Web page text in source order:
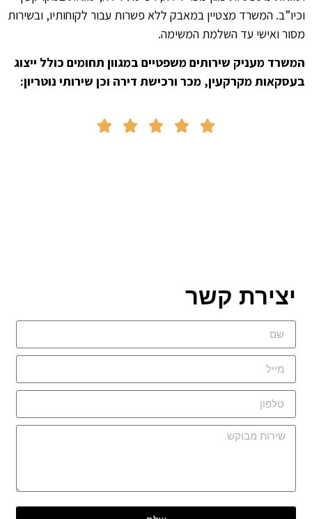
המשרד מצטיין במאבק ללא פשרות עבור לקוחותיו, ובשירות
ואישי עד השלמת המשימה.
מעניק שירותים משפטיים במגוון תחומים כולל ייצוג
מקרקעין, מכר ורכישת דירה וכן שירותי נוטריון:




קשר